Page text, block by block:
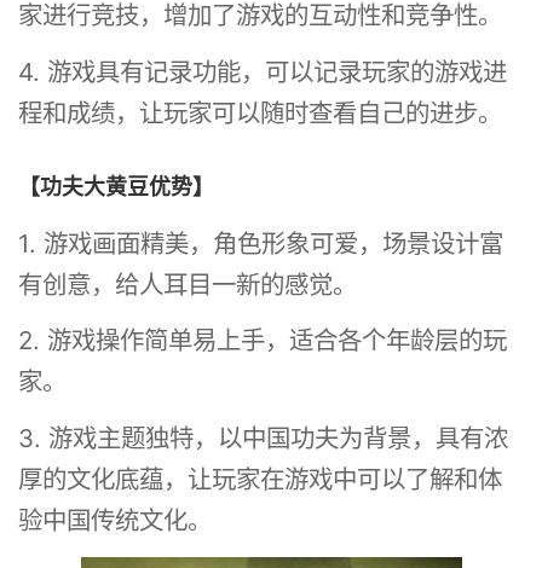
家进行竞技，增加了游戏的互动性和竞争性。
4. 游戏具有记录功能，可以记录玩家的游戏进
程和成绩，让玩家可以随时查看自己的进步。
【功夫大黄豆优势】
1. 游戏画面精美，角色形象可爱，场景设计富
有创意，给人耳目一新的感觉。
2. 游戏操作简单易上手，适合各个年龄层的玩
家。
3. 游戏主题独特，以中国功夫为背景，具有浓
厚的文化底蕴，让玩家在游戏中可以了解和体
验中国传统文化。